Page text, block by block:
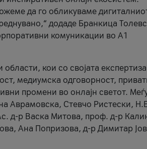
да го обликуваме
додаде Бранкица
комуникации во А1
кои со својата
медиумска одговорност,
промени во онлајн светот.
Аврамовска, Стевчо Ристески,
д-р Васка Митова, проф. д-р
Ана Попризова, д-р Димитар